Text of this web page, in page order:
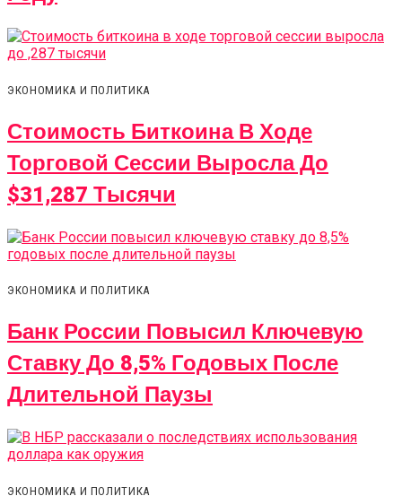
ЭКОНОМИКА И ПОЛИТИКА
Стоимость Биткоина В Ходе
Торговой Сессии Выросла До
$31,287 Тысячи
ЭКОНОМИКА И ПОЛИТИКА
Банк России Повысил Ключевую
Ставку До 8,5% Годовых После
Длительной Паузы
ЭКОНОМИКА И ПОЛИТИКА